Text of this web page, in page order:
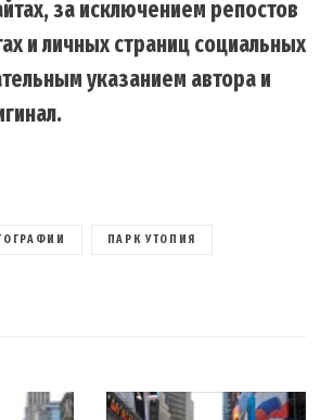
за исключением репостов
и личных страниц социальных
указанием автора и
ПАРК УТОПИЯ